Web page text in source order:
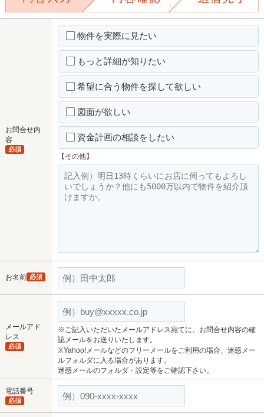
お問合せ内
容
必須
物件を実際に見たい
もっと詳細が知りたい
希望に合う物件を探して欲しい
図面が欲しい
資金計画の相談をしたい
【その他】
お名前 必須
メールアド
レス
必須
※ご記入いただいたメールアドレス宛てに、お問合せ内容の確
認メールをお送りいたします。
※Yahoo!メールなどのフリーメールをご利用の場合、迷惑メー
ルフォルダに入る場合があります。
迷惑メールのフォルダ・設定等をご確認下さい。
電話番号
必須